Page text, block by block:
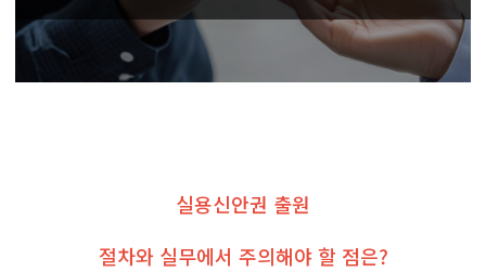
실용신안권 출원
절차와 실무에서 주의해야 할 점은?